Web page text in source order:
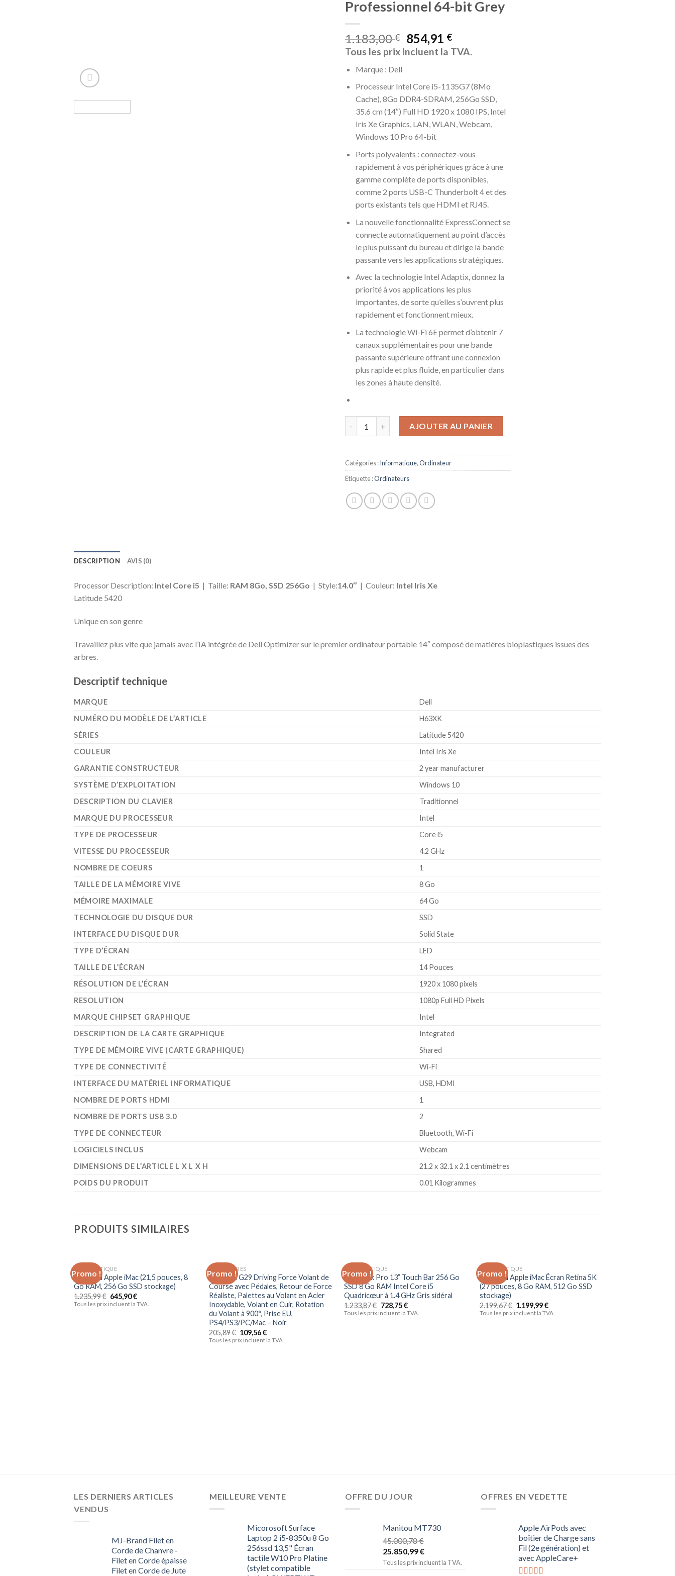
Professionnel 64-bit Grey
1.183,00€ 854,91 €
Tous les prix incluent la TVA.
Marque : Dell
Processeur Intel Core i5-1135G7 (8Mo
Cache), 8Go DDR4-SDRAM, 256Go SSD,
35.6 cm (14″) Full HD 1920 x 1080 IPS, Intel
Iris Xe Graphics, LAN, WLAN, Webcam,
Windows 10 Pro 64-bit
Ports polyvalents : connectez-vous
rapidement à vos périphériques grâce à une
gamme complète de ports disponibles,
comme 2 ports USB-C Thunderbolt 4 et des
ports existants tels que HDMI et RJ45.
La nouvelle fonctionnalité ExpressConnect se
connecte automatiquement au point d’accès
le plus puissant du bureau et dirige la bande
passante vers les applications stratégiques.
Avec la technologie Intel Adaptix, donnez la
priorité à vos applications les plus
importantes, de sorte qu’elles s’ouvrent plus
rapidement et fonctionnent mieux.
La technologie Wi-Fi 6E permet d’obtenir 7
canaux supplémentaires pour une bande
passante supérieure offrant une connexion
plus rapide et plus fluide, en particulier dans
les zones à haute densité.
AJOUTER AU PANIER
Catégories :Informatique,Ordinateur
Étiquette :Ordinateurs
DESCRIPTION AVIS (0)
Processor Description: Intel Core i5 | Taille: RAM 8Go, SSD 256Go | Style:14.0″ | Couleur: Intel Iris Xe
Latitude 5420
Unique en son genre
Travaillez plus vite que jamais avec l’IA intégrée de Dell Optimizer sur le premier ordinateur portable 14″ composé de matières bioplastiques issues des
arbres.
Descriptif technique
MARQUE
‎Dell
NUMÉRO DU MODÈLE DE L’ARTICLE
‎H63XK
SÉRIES
‎Latitude 5420
COULEUR
‎Intel Iris Xe
GARANTIE CONSTRUCTEUR
‎2 year manufacturer
SYSTÈME D’EXPLOITATION
‎Windows 10
DESCRIPTION DU CLAVIER
‎Traditionnel
MARQUE DU PROCESSEUR
‎Intel
TYPE DE PROCESSEUR
‎Core i5
VITESSE DU PROCESSEUR
‎4.2 GHz
NOMBRE DE COEURS
‎1
TAILLE DE LA MÉMOIRE VIVE
‎8 Go
MÉMOIRE MAXIMALE
‎64 Go
TECHNOLOGIE DU DISQUE DUR
‎SSD
INTERFACE DU DISQUE DUR
‎Solid State
TYPE D’ÉCRAN
‎LED
TAILLE DE L’ÉCRAN
‎14 Pouces
RÉSOLUTION DE L’ÉCRAN
‎1920 x 1080 pixels
RESOLUTION
‎1080p Full HD Pixels
MARQUE CHIPSET GRAPHIQUE
‎Intel
DESCRIPTION DE LA CARTE GRAPHIQUE
‎Integrated
TYPE DE MÉMOIRE VIVE (CARTE GRAPHIQUE)
‎Shared
TYPE DE CONNECTIVITÉ
‎Wi-Fi
INTERFACE DU MATÉRIEL INFORMATIQUE
‎USB, HDMI
NOMBRE DE PORTS HDMI
‎1
NOMBRE DE PORTS USB 3.0
‎2
TYPE DE CONNECTEUR
‎Bluetooth, Wi-Fi
LOGICIELS INCLUS
‎Webcam
DIMENSIONS DE L’ARTICLE L X L X H
‎21.2 x 32.1 x 2.1 centimètres
POIDS DU PRODUIT
‎0.01 Kilogrammes
PRODUITS SIMILAIRES
Promo !
Ajouter
à la liste
d’envies
INFORMATIQUE
Nouveau Apple iMac (21,5 pouces, 8
Go RAM, 256 Go SSD stockage)
1.235,99€ 645,90€
Tous les prix incluent la TVA.
Promo !
Ajouter
à la liste
d’envies
ACCESSOIRES
Logitech G29 Driving Force Volant de
Course avec Pédales, Retour de Force
Réaliste, Palettes au Volant en Acier
Inoxydable, Volant en Cuir, Rotation
du Volant à 900°, Prise EU,
PS4/PS3/PC/Mac – Noir
205,89€ 109,56€
Tous les prix incluent la TVA.
Promo !
Ajouter
à la liste
INFORMATIQUE
MacBook Pro 13” Touch Bar 256 Go
SSD 8 Go RAM Intel Core i5
Quadricœur à 1.4 GHz Gris sidéral
1.233,87€ 728,75€
Tous les prix incluent la TVA.
Promo !
Ajouter
à la liste
d’envies
INFORMATIQUE
Nouveau Apple iMac Écran Retina 5K
(27 pouces, 8 Go RAM, 512 Go SSD
stockage)
2.199,67€ 1.199,99€
Tous les prix incluent la TVA.
LES DERNIERS ARTICLES
VENDUS
MJ-Brand Filet en
Corde de Chanvre -
Filet en Corde épaisse
Filet en Corde de Jute
MEILLEURE VENTE
Micorosoft Surface
Laptop 2 i5-8350u 8 Go
256ssd 13,5" Écran
tactile W10 Pro Platine
(stylet compatible
OFFRE DU JOUR
Manitou MT730
45.000,78€
25.850,99€
Tous les prix incluent la TVA.
OFFRES EN VEDETTE
Apple AirPods avec
boîtier de Charge sans
Fil (2e génération) et
avec AppleCare+